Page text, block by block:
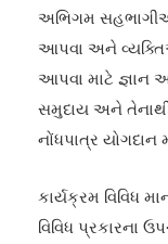
અભિગમ
આપવા અને
આપવા માટે જ્ઞાન
સમુદાય અને
નોંધપાત્ર
કાર્યક્રમ વિવિધ
વિવિધ પ્રકારના